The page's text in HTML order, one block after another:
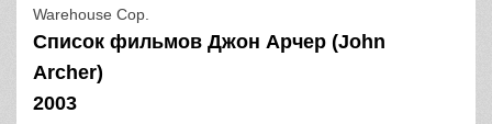
Warehouse Cop.
Список фильмов Джон Арчер (John
Archer)
2003